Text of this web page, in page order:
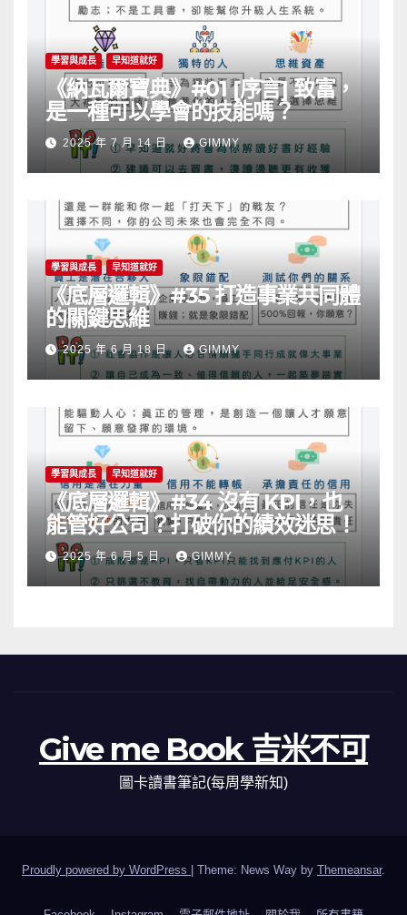
學習與成長 早知道就好
《納瓦爾寶典》#01 [序言] 致富，
是一種可以學會的技能嗎？
2025 年 7 月 14 日 GIMMY
學習與成長 早知道就好
《底層邏輯》#35 打造事業共同體
的關鍵思維
2025 年 6 月 18 日 GIMMY
學習與成長 早知道就好
《底層邏輯》#34 沒有 KPI，也
能管好公司？打破你的績效迷思！
2025 年 6 月 5 日 GIMMY
Give me Book 吉米不可
圖卡讀書筆記(每周學新知)
Proudly powered by WordPress Theme: News Way by Themeansar.